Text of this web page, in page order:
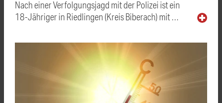
Nach einer Verfolgungsjagd mit der Polizei ist ein
18-Jähriger in Riedlingen (Kreis Biberach) mit …